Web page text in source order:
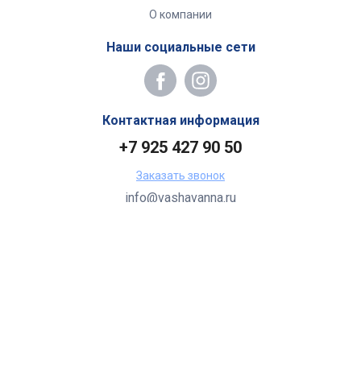
О компании
Наши социальные сети
Контактная информация
+7 925 427 90 50
Заказать звонок
info@vashavanna.ru